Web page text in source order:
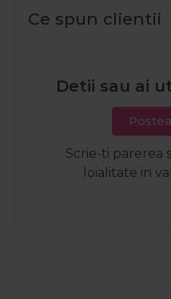
Ce spun clientii
Detii sau ai
Scrie-ti parerea
loialitate in